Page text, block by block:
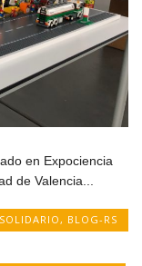
en Expociencia
de Valencia...
, BLOG-RS